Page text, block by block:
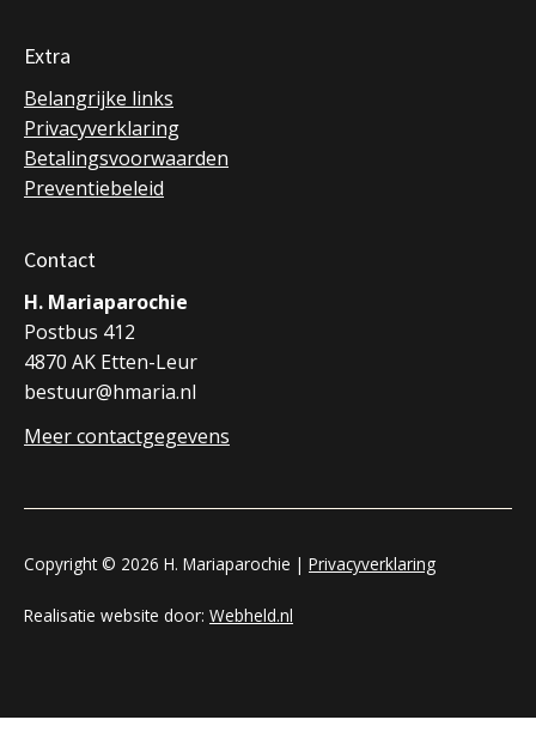
Extra
Belangrijke links
Privacyverklaring
Betalingsvoorwaarden
Preventiebeleid
Contact
H. Mariaparochie
Postbus 412
4870 AK Etten-Leur
bestuur@hmaria.nl
Meer contactgegevens
Copyright © 2026 H. Mariaparochie | Privacyverklaring
Realisatie website door: Webheld.nl